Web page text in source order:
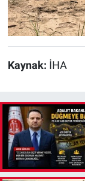
Kaynak: İHA